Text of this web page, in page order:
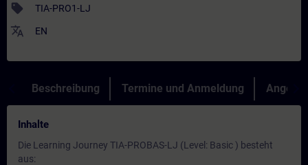
sell TIA-PRO1-LJ
translate EN
Beschreibung Termine und Anmeldung Angebot
Inhalte
Die Learning Journey TIA-PROBAS-LJ (Level: Basic ) besteht
aus: